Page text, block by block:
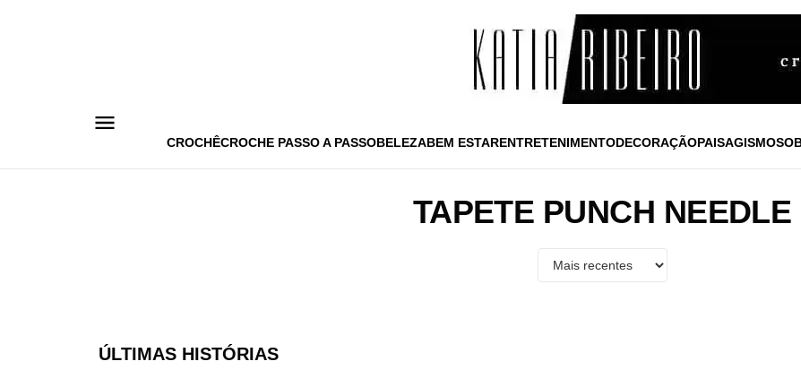
CROCHÊCROCHE PASSO A PASSOBELEZABEM ESTARENTRETENIMENTODECORAÇÃOPAISAGISMO
TAPETE PUNCH NEEDLE
ÚLTIMAS HISTÓRIAS